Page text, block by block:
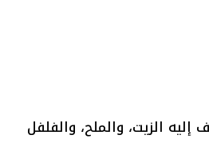
الزيت، والملح، والفلفل